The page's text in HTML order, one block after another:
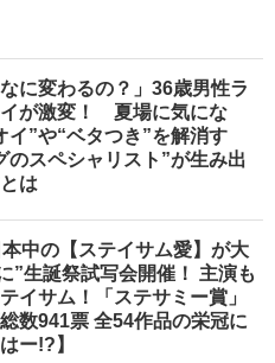
なに変わるの？」36歳男性ラ
が激変！ 夏場に気にな
イ”や“ベタつき”を解消す
のスペシャリスト”が生み出
は
本中の【ステイサム愛】が大
”生誕祭試写会開催！ 主演も
イサム！「ステサミー賞」
数941票 全54作品の栄冠に
ー!?】